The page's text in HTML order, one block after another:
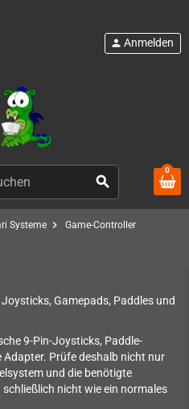
search
person Anmelden
0
Systeme chevron_right Game-Controller
Gamepads, Paddles und
9-Pin-Joysticks, Paddle-
Prüfe deshalb nicht nur
und die benötigte
nicht wie ein normales